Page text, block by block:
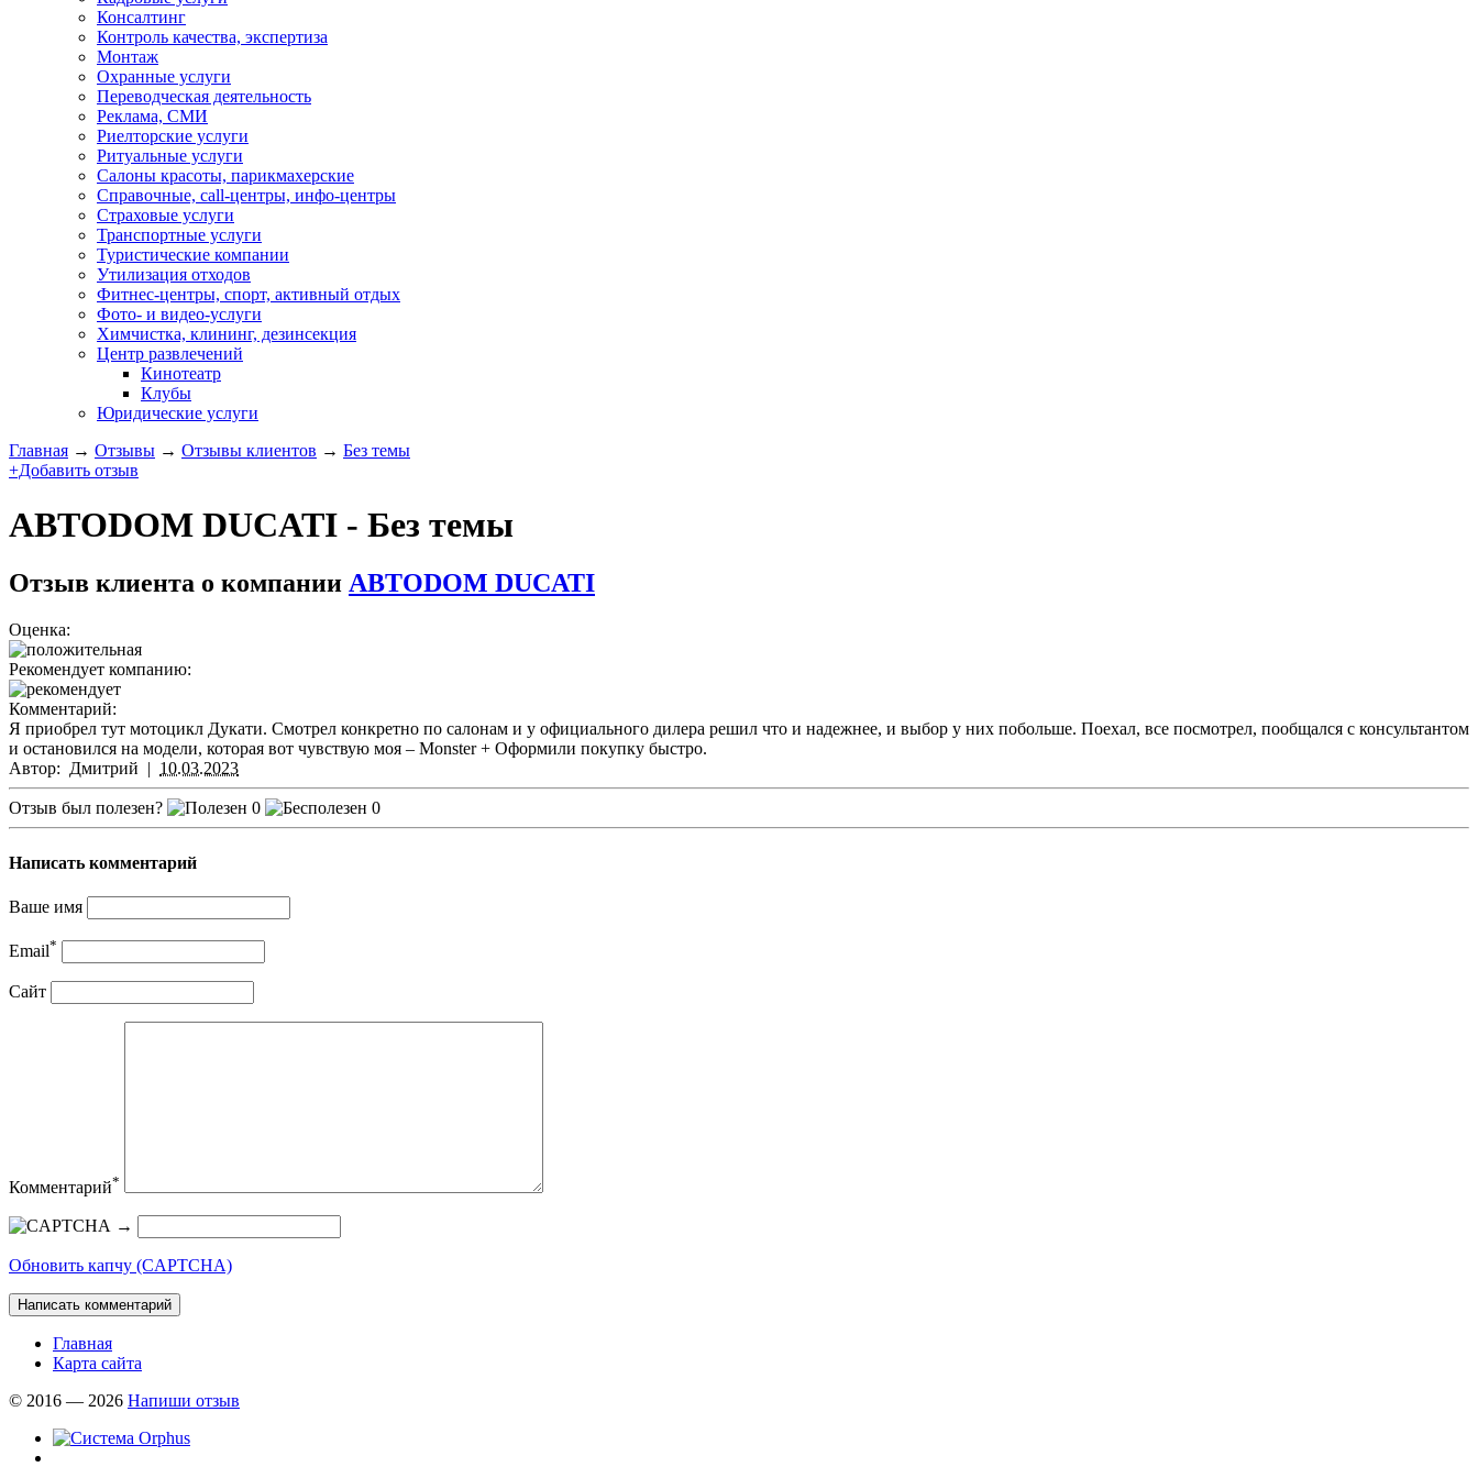
Консалтинг
Контроль качества, экспертиза
Монтаж
Охранные услуги
Переводческая деятельность
Реклама, СМИ
Риелторские услуги
Ритуальные услуги
Салоны красоты, парикмахерские
Справочные, call-центры, инфо-центры
Страховые услуги
Транспортные услуги
Туристические компании
Утилизация отходов
Фитнес-центры, спорт, активный отдых
Фото- и видео-услуги
Химчистка, клининг, дезинсекция
Центр развлечений
Кинотеатр
Клубы
Юридические услуги
Главная → Отзывы → Отзывы клиентов → Без темы
+Добавить отзыв
АВТОDOM DUCATI - Без темы
Отзыв клиента о компании АВТОDOM DUCATI
Оценка:
Рекомендует компанию:
Комментарий:
Я приобрел тут мотоцикл Дукати. Смотрел конкретно по салонам и у официального дилера решил что и надежнее, и выбор у них побольше. Поехал, все посмотрел, пообщался с консультантом
и остановился на модели, которая вот чувствую моя – Monster + Оформили покупку быстро.
Автор: Дмитрий | 10.03.2023
Отзыв был полезен? 0 0
Написать комментарий
Ваше имя
Email*
Сайт
Комментарий*
→
Обновить капчу (CAPTCHA)
Главная
Карта сайта
© 2016 — 2026 Напиши отзыв